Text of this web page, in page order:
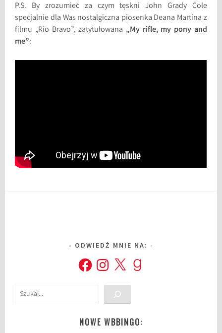
P.S. By zrozumieć za czym tęskni John Grady Cole
specjalnie dla Was nostalgiczna piosenka Deana Martina z
filmu „Rio Bravo”, zatytułowana „My rifle, my pony and
me”:
ODWIEDŹ MNIE NA:
FacebookInstagram
X Goodreads
Szukaj
NOWE WBBINGO: